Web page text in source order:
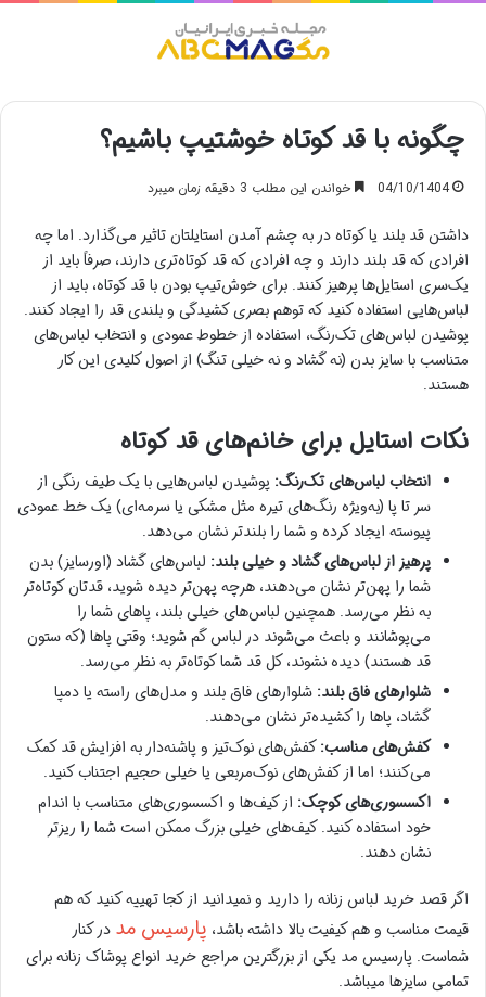
چگونه با قد کوتاه خوشتیپ باشیم؟
04/10/1404 خواندن این مطلب 3 دقیقه زمان میبرد
داشتن قد بلند یا کوتاه در به چشم آمدن استایلتان تاثیر می‌گذارد. اما چه
افرادی که قد بلند دارند و چه افرادی که قد کوتاه‌تری دارند، صرفاً باید از
یک‌سری استایل‌ها پرهیز کنند. برای خوش‌تیپ بودن با قد کوتاه، باید از
لباس‌هایی استفاده کنید که توهم بصری کشیدگی و بلندی قد را ایجاد کنند.
پوشیدن لباس‌های تک‌رنگ، استفاده از خطوط عمودی و انتخاب لباس‌های
متناسب با سایز بدن (نه گشاد و نه خیلی تنگ) از اصول کلیدی این کار
هستند.
نکات استایل برای خانم‌های قد کوتاه
انتخاب لباس‌های تک‌رنگ: پوشیدن لباس‌هایی با یک طیف رنگی از
سر تا پا (به‌ویژه رنگ‌های تیره مثل مشکی یا سرمه‌ای) یک خط عمودی
پیوسته ایجاد کرده و شما را بلندتر نشان می‌دهد.
پرهیز از لباس‌های گشاد و خیلی بلند: لباس‌های گشاد (اورسایز) بدن
شما را پهن‌تر نشان می‌دهند، هرچه پهن‌تر دیده شوید، قدتان کوتاه‌تر
به نظر می‌رسد. همچنین لباس‌های خیلی بلند، پاهای شما را
می‌پوشانند و باعث می‌شوند در لباس گم شوید؛ وقتی پاها (که ستون
قد هستند) دیده نشوند، کل قد شما کوتاه‌تر به نظر می‌رسد.
شلوارهای فاق بلند: شلوارهای فاق بلند و مدل‌های راسته یا دمپا
گشاد، پاها را کشیده‌تر نشان می‌دهند.
کفش‌های مناسب:کفش‌های نوک‌تیز و پاشنه‌دار به افزایش قد کمک
می‌کنند؛ اما از کفش‌های نوک‌مربعی یا خیلی حجیم اجتناب کنید.
اکسسوری‌های کوچک: از کیف‌ها و اکسسوری‌های متناسب با اندام
خود استفاده کنید. کیف‌های خیلی بزرگ ممکن است شما را ریزتر
نشان دهند.
اگر قصد خرید لباس زنانه را دارید و نمیدانید از کجا تهییه کنید که هم
قیمت مناسب و هم کیفیت بالا داشته باشد، پارسیس مد در کنار
شماست. پارسیس مد یکی از بزرگترین مراجع خرید انواع پوشاک زنانه برای
تمامی سایزها میباشد.